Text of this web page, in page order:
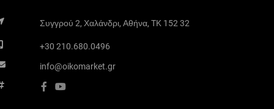
Συγγρού 2, Χαλάνδρι, Αθήνα, TK 152 32
+30 210.680.0496
info@oikomarket.gr